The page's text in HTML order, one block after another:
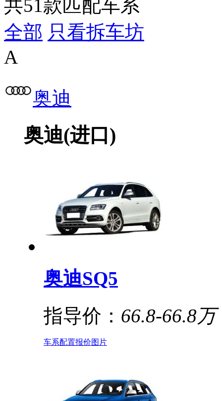
共51款匹配车系
全部 只看拆车坊
A
奥迪
奥迪(进口)
奥迪SQ5
指导价： 66.8-66.8万
车系配置报价图片